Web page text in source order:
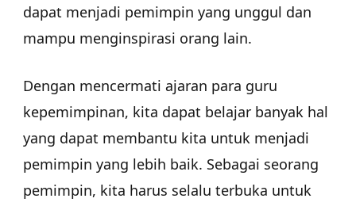
dapat menjadi pemimpin yang unggul dan
mampu menginspirasi orang lain.
Dengan mencermati ajaran para guru
kepemimpinan, kita dapat belajar banyak hal
yang dapat membantu kita untuk menjadi
pemimpin yang lebih baik. Sebagai seorang
pemimpin, kita harus selalu terbuka untuk